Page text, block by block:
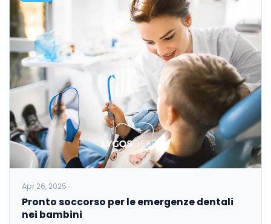
Apr 26, 2025
Pronto soccorso per le emergenze dentali
nei bambini